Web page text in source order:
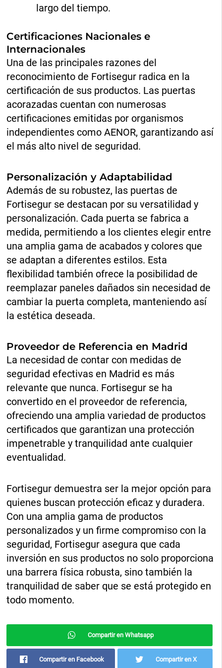
largo del tiempo.
Certificaciones Nacionales e
Internacionales
Una de las principales razones del
reconocimiento de Fortisegur radica en la
certificación de sus productos. Las puertas
acorazadas cuentan con numerosas
certificaciones emitidas por organismos
independientes como AENOR, garantizando así
el más alto nivel de seguridad.
Personalización y Adaptabilidad
Además de su robustez, las puertas de
Fortisegur se destacan por su versatilidad y
personalización. Cada puerta se fabrica a
medida, permitiendo a los clientes elegir entre
una amplia gama de acabados y colores que
se adaptan a diferentes estilos. Esta
flexibilidad también ofrece la posibilidad de
reemplazar paneles dañados sin necesidad de
cambiar la puerta completa, manteniendo así
la estética deseada.
Proveedor de Referencia en Madrid
La necesidad de contar con medidas de
seguridad efectivas en Madrid es más
relevante que nunca. Fortisegur se ha
convertido en el proveedor de referencia,
ofreciendo una amplia variedad de productos
certificados que garantizan una protección
impenetrable y tranquilidad ante cualquier
eventualidad.
Fortisegur demuestra ser la mejor opción para
quienes buscan protección eficaz y duradera.
Con una amplia gama de productos
personalizados y un firme compromiso con la
seguridad, Fortisegur asegura que cada
inversión en sus productos no solo proporciona
una barrera física robusta, sino también la
tranquilidad de saber que se está protegido en
todo momento.
Compartir en Whatsapp
Compartir en Facebook Compartir en X